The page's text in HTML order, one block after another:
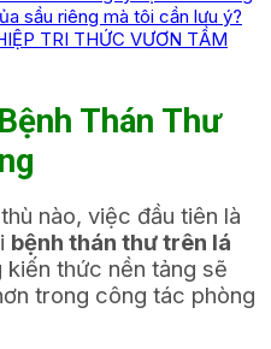
sầu riêng mà tôi cần lưu ý?
TRI THỨC VƯƠN TẦM
Thán Thư
nào, việc đầu tiên là
bệnh thán thư trên lá
kiến thức nền tảng sẽ
trong công tác phòng